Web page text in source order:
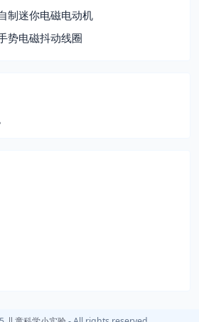
制迷你电磁电动机
势电磁抖动线圈